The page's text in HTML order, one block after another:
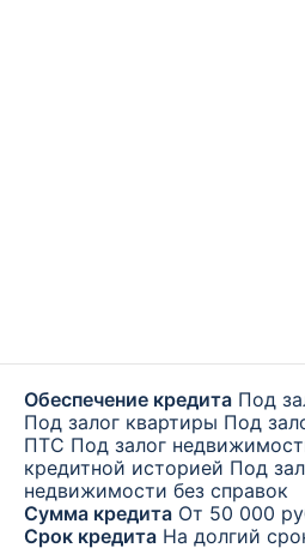
Обеспечение кредита Под
Под залог квартиры Под
ПТС Под залог
кредитной историей Под
недвижимости без справок
Сумма кредита От 50 000
Срок кредита На долгий